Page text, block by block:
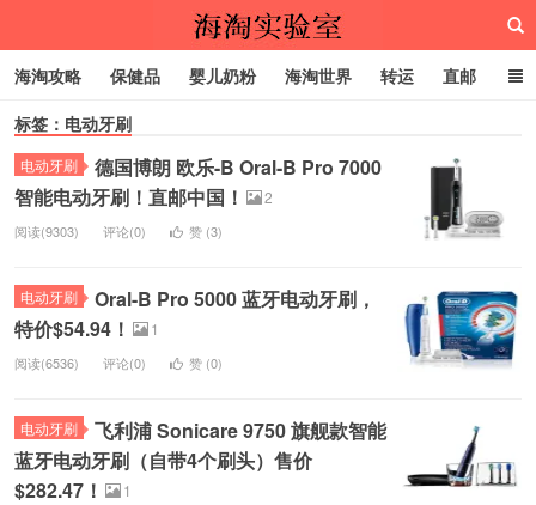
海淘实验室
海淘攻略 保健品 婴儿奶粉 海淘世界 转运 直邮
代购服务
标签：电动牙刷
电动牙刷
德国博朗 欧乐-B Oral-B Pro 7000
智能电动牙刷！直邮中国！
2
阅读(9303) 评论(0) 赞 (3)
电动牙刷
Oral-B Pro 5000 蓝牙电动牙刷，
特价$54.94！
1
阅读(6536) 评论(0) 赞 (0)
电动牙刷
飞利浦 Sonicare 9750 旗舰款智能
蓝牙电动牙刷（自带4个刷头）售价
$282.47！
1